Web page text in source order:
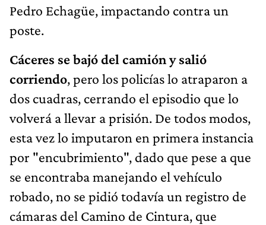
Pedro Echagüe, impactando contra un
poste.
Cáceres se bajó del camión y salió
corriendo, pero los policías lo atraparon a
dos cuadras, cerrando el episodio que lo
volverá a llevar a prisión. De todos modos,
esta vez lo imputaron en primera instancia
por "encubrimiento", dado que pese a que
se encontraba manejando el vehículo
robado, no se pidió todavía un registro de
cámaras del Camino de Cintura, que